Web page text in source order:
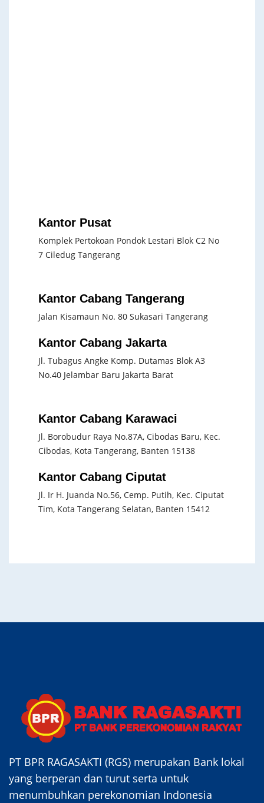
Kantor Pusat
Komplek Pertokoan Pondok Lestari Blok C2 No
7 Ciledug Tangerang
Kantor Cabang Tangerang
Jalan Kisamaun No. 80 Sukasari Tangerang
Kantor Cabang Jakarta
Jl. Tubagus Angke Komp. Dutamas Blok A3
No.40 Jelambar Baru Jakarta Barat
Kantor Cabang Karawaci
Jl. Borobudur Raya No.87A, Cibodas Baru, Kec.
Cibodas, Kota Tangerang, Banten 15138
Kantor Cabang Ciputat
Jl. Ir H. Juanda No.56, Cemp. Putih, Kec. Ciputat
Tim, Kota Tangerang Selatan, Banten 15412
PT BPR RAGASAKTI (RGS) merupakan Bank lokal
yang berperan dan turut serta untuk
menumbuhkan perekonomian Indonesia